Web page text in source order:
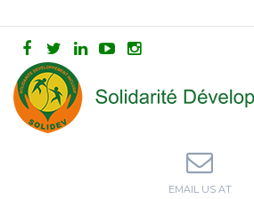
EMAIL US AT